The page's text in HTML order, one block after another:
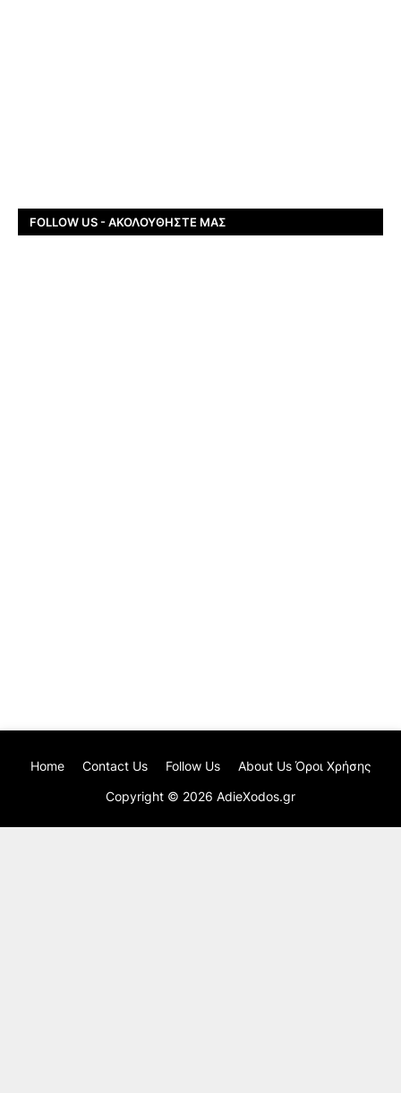
FOLLOW US - ΑΚΟΛΟΥΘΉΣΤΕ ΜΑΣ
Copyright © 2026 AdieXodos.gr
Home Contact Us Follow Us About Us Όροι Χρήσης